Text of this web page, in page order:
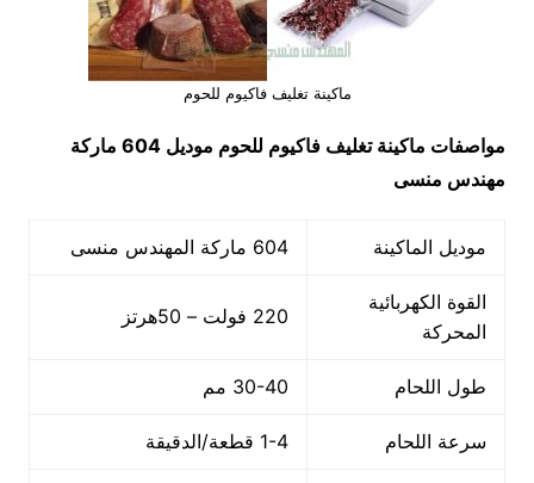
ماكينة تغليف فاكيوم للحوم
مواصفات ماكينة تغليف فاكيوم للحوم موديل 604
ماركة
مهندس منسى
موديل الماكينة 604 ماركة المهندس منسى
القوة الكهربائية
المحركة
220 فولت – 50هرتز
طول اللحام 30-40 مم
سرعة اللحام 1-4 قطعة/الدقيقة